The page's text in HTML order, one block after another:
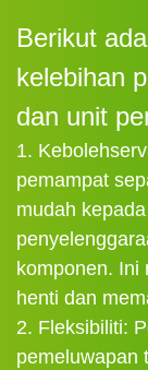
Berikut
kelebihan
dan unit
1.
pemampat
mudah
komponen. Ini
henti dan
2. Fleksibiliti:
pemeluwapan